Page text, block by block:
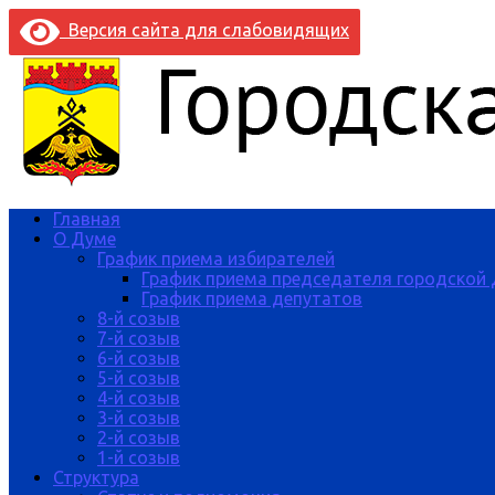
Версия сайта для слабовидящих
Главная
О Думе
График приема избирателей
График приема председателя
График приема депутатов
8-й созыв
7-й созыв
6-й созыв
5-й созыв
4-й созыв
3-й созыв
2-й созыв
1-й созыв
Структура